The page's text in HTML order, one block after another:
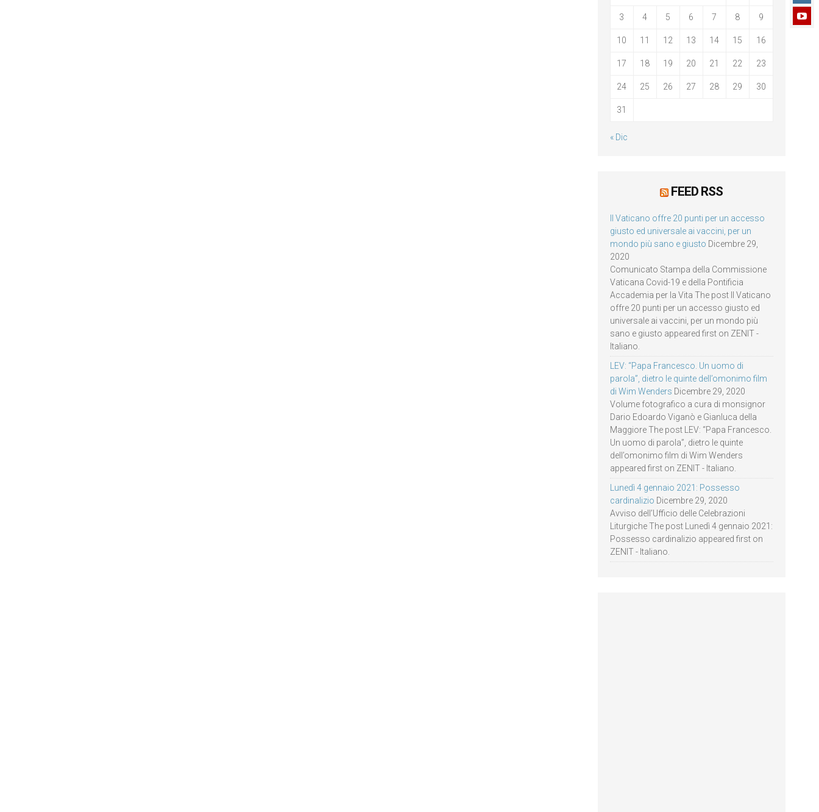
3 4 5 6 7 8 9
10 11 12 13 14 15 16
17 18 19 20 21 22 23
24 25 26 27 28 29 30
31
« Dic
FEED RSS
Il Vaticano offre 20 punti per un accesso
giusto ed universale ai vaccini, per un
mondo più sano e giusto Dicembre 29,
2020
Comunicato Stampa della Commissione
Vaticana Covid-19 e della Pontificia
Accademia per la Vita The post Il Vaticano
offre 20 punti per un accesso giusto ed
universale ai vaccini, per un mondo più
sano e giusto appeared first on ZENIT -
Italiano.
LEV: “Papa Francesco. Un uomo di
parola”, dietro le quinte dell’omonimo film
di Wim Wenders Dicembre 29, 2020
Volume fotografico a cura di monsignor
Dario Edoardo Viganò e Gianluca della
Maggiore The post LEV: “Papa Francesco.
Un uomo di parola”, dietro le quinte
dell’omonimo film di Wim Wenders
appeared first on ZENIT - Italiano.
Lunedì 4 gennaio 2021: Possesso
cardinalizio Dicembre 29, 2020
Avviso dell’Ufficio delle Celebrazioni
Liturgiche The post Lunedì 4 gennaio 2021:
Possesso cardinalizio appeared first on
ZENIT - Italiano.